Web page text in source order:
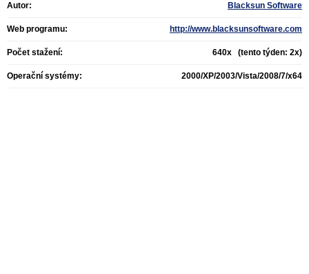
Autor: Blacksun Software
Web programu: http://www.blacksunsoftware.com
Počet stažení: 640x (tento týden: 2x)
Operační systémy: 2000/XP/2003/Vista/2008/7/x64